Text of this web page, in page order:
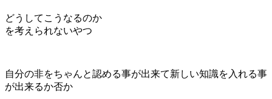
どうしてこうなるのか
を考えられないやつ
自分の非をちゃんと認める事が出来て新しい知識を入れる事
が出来るか否か